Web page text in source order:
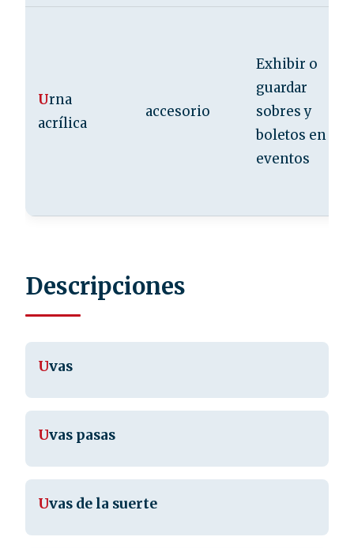
Urna
acrílica
accesorio
Exhibir o
guardar
sobres y
boletos en
eventos
Descripciones
Uvas
Uvas pasas
Uvas de la suerte